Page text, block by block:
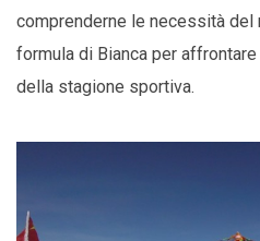
comprenderne le necessità del
formula di Bianca per
della stagione sportiva.